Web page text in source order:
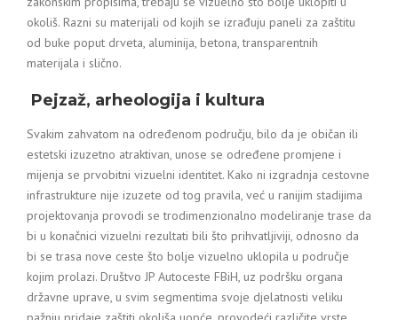
okoliš. Razni su materijali od kojih se izrađuju paneli za zaštitu
od buke poput drveta, aluminija, betona, transparentnih
materijala i slično.
Pejzaž, arheologija i kultura
Svakim zahvatom na određenom području, bilo da je običan ili
estetski izuzetno atraktivan, unose se određene promjene i
mijenja se prvobitni vizuelni identitet. Kako ni izgradnja cestovne
infrastrukture nije izuzete od tog pravila, već u ranijim stadijima
projektovanja provodi se trodimenzionalno modeliranje trase da
bi u konačnici vizuelni rezultati bili što prihvatljiviji, odnosno da
bi se trasa nove ceste što bolje vizuelno uklopila u područje
kojim prolazi. Društvo JP Autoceste FBiH, uz podršku organa
državne uprave, u svim segmentima svoje djelatnosti veliku